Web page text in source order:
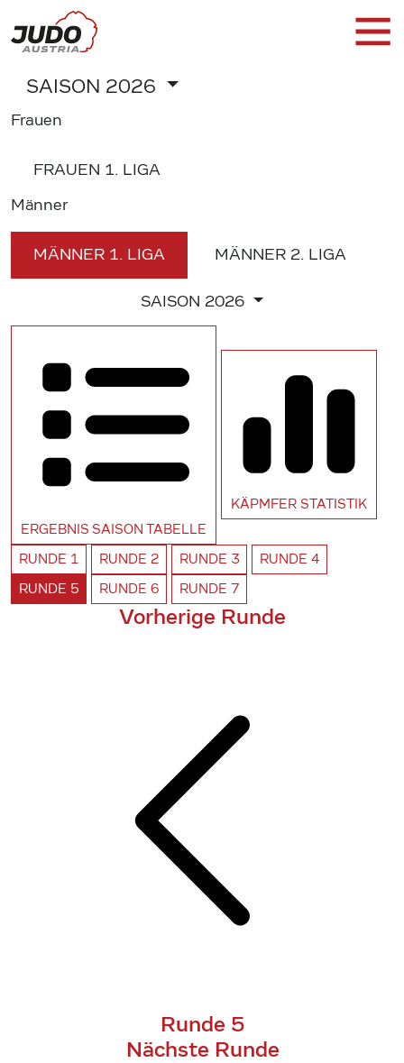
SAISON 2026
Frauen
FRAUEN 1. LIGA
Männer
MÄNNER 1. LIGA MÄNNER 2. LIGA
SAISON 2026
ERGEBNIS SAISON TABELLE
KÄPMFER STATISTIK
RUNDE 1 RUNDE 2 RUNDE 3 RUNDE 4
RUNDE 5 RUNDE 6 RUNDE 7
Vorherige Runde
Runde 5
Nächste Runde